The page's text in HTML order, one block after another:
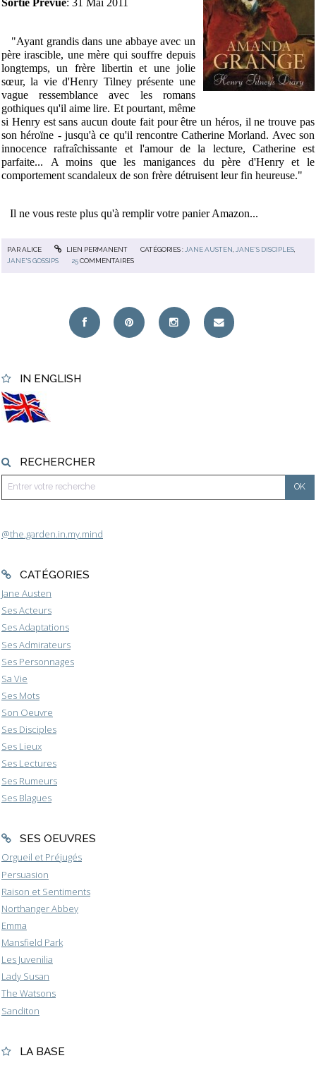
Sortie Prévue: 31 Mai 2011
"Ayant grandis dans une abbaye avec un
père irascible, une mère qui souffre depuis
longtemps, un frère libertin et une jolie
sœur, la vie d'Henry Tilney présente une
vague ressemblance avec les romans
gothiques qu'il aime lire. Et pourtant, même
si Henry est sans aucun doute fait pour être un héros, il ne trouve pas
son héroïne - jusqu'à ce qu'il rencontre Catherine Morland. Avec son
innocence rafraîchissante et l'amour de la lecture, Catherine est
parfaite... A moins que les manigances du père d'Henry et le
comportement scandaleux de son frère détruisent leur fin heureuse."
Il ne vous reste plus qu'à remplir votre panier Amazon...
PARALICE LIEN PERMANENT CATÉGORIES :JANE AUSTEN,JANE'S DISCIPLES,
JANE'S GOSSIPS
25 COMMENTAIRES
IN ENGLISH
RECHERCHER
@the.garden.in.my.mind
CATÉGORIES
Jane Austen
Ses Acteurs
Ses Adaptations
Ses Admirateurs
Ses Personnages
Sa Vie
Ses Mots
Son Oeuvre
Ses Disciples
Ses Lieux
Ses Lectures
Ses Rumeurs
Ses Blagues
SES OEUVRES
Orgueil et Préjugés
Persuasion
Raison et Sentiments
Northanger Abbey
Emma
Mansfield Park
Les Juvenilia
Lady Susan
The Watsons
Sanditon
LA BASE